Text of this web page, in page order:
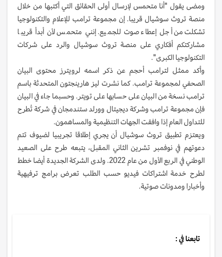
ومضى يقول "أنا متحمس لإرسال أولى الحقائق التي أكتبها من خلال
منصة تروث سوشيال قريبا. إن مجموعة ترامب للإعلام والتكنولوجيا
تشكلت من أجل إعطاء صوت للجميع. إنني متحمس لأن أبدأ قريبا
مشاركتكم أفكاري على منصة تروث سوشيال والرد على شركات
التكنولوجيا الكبرى".
وأكد ممثل لترامب أحجم عن ذكر اسمه لرويترز محتوى البيان
الصحفي لمجموعة ترامب. كما نشرت ليز هارينجتون المتحدثة باسم
ترامب نسخة من البيان على حسابها على تويتر. وحسبما جاء في البيان
فإن مجموعة ترامب وشركة ديجيتال وورلد ستندمجان في شركة تُطرح
للتداول العام إذا وافقت الجهات التنظيمية والمساهمون.
ويعتزم تطبيق تروث سوشيال أن يجري إطلاقا تجريبيا لضيوف تتم
دعوتهم في نوفمبر تشرين الثاني المقبل، يتبعه طرح على الصعيد
الوطني في الربع الأول من عام 2022. ولدى الشركة الجديدة أيضا خطط
لطرح خدمة اشتراكات فيديو حسب الطلب تعرض برامج ترفيهية
وأخبارا ومدونات صوتية.
تابعنا في :